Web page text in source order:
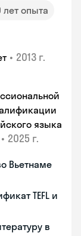
лет опыта
• 2013 г.
языка
• 2025 г.
Вьетнаме
TEFL и
в